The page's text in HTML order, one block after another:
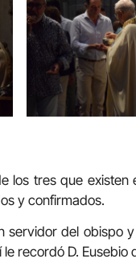
los tres que
y confirmados.
servidor del obispo
recordó D. Eusebio